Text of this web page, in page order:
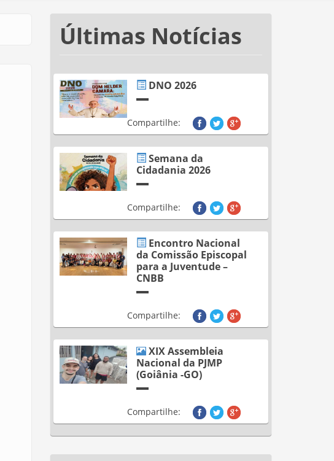
Últimas Notícias
DNO 2026
Compartilhe:
Semana da
Cidadania 2026
Compartilhe:
Encontro Nacional
da Comissão Episcopal
para a Juventude –
CNBB
Compartilhe:
XIX Assembleia
Nacional da PJMP
(Goiânia -GO)
Compartilhe: